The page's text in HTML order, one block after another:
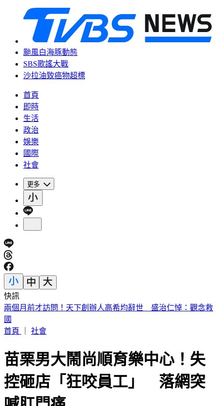
颱風白海豚動態
SBS歌謠大戰
沙拉油致癌物超標
首頁
即時
生活
政治
娛樂
國際
社會
更多
快訊
川普簽公告「劍指中國」！多晶矽15%關稅 12/4上路
首頁
苗栗男大鬧尚順育樂中心！失
控砸店「狂咬員工」 落網突
喊肛門痛